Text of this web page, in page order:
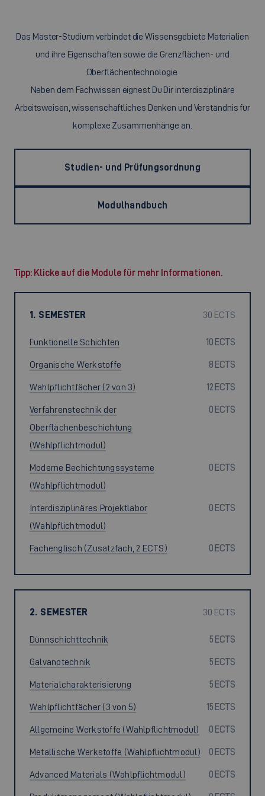
Das Master-Studium verbindet die Wissensgebiete Materialien
und ihre Eigenschaften sowie die Grenzflächen- und
Oberflächentechnologie.
Neben dem Fachwissen eignest Du Dir interdisziplinäre
Arbeitsweisen, wissenschaftliches Denken und Verständnis für
komplexe Zusammenhänge an.
Studien- und Prüfungsordnung
Modulhandbuch
Tipp: Klicke auf die Module für mehr Informationen.
1. SEMESTER 30 ECTS
Funktionelle Schichten 10 ECTS
Organische Werkstoffe 8 ECTS
Wahlpflichtfächer (2 von 3) 12 ECTS
Verfahrenstechnik der
Oberflächenbeschichtung
(Wahlpflichtmodul)
0 ECTS
Moderne Bechichtungssysteme
(Wahlpflichtmodul)
0 ECTS
Interdisziplinäres Projektlabor
(Wahlpflichtmodul)
0 ECTS
Fachenglisch (Zusatzfach, 2 ECTS) 0 ECTS
2. SEMESTER 30 ECTS
Dünnschichttechnik 5 ECTS
Galvanotechnik 5 ECTS
Materialcharakterisierung 5 ECTS
Wahlpflichtfächer (3 von 5) 15 ECTS
Allgemeine Werkstoffe (Wahlpflichtmodul) 0 ECTS
Metallische Werkstoffe (Wahlpflichtmodul) 0 ECTS
Advanced Materials (Wahlpflichtmodul) 0 ECTS